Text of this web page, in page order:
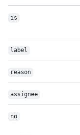
is
label
reason
assignee
no